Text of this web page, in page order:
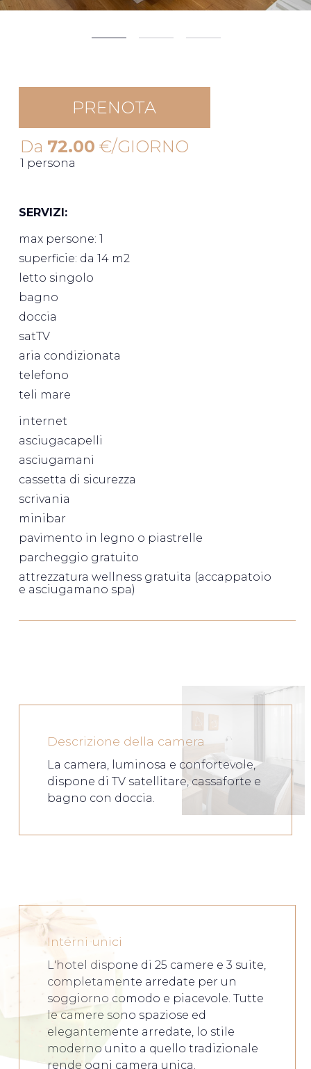
PRENOTA
Da 72.00 €/GIORNO
1 persona
SERVIZI:
max persone: 1
superficie: da 14 m2
letto singolo
bagno
doccia
satTV
aria condizionata
telefono
teli mare
internet
asciugacapelli
asciugamani
cassetta di sicurezza
scrivania
minibar
pavimento in legno o piastrelle
parcheggio gratuito
attrezzatura wellness gratuita (accappatoio
e asciugamano spa)
Descrizione della camera
La camera, luminosa e confortevole,
dispone di TV satellitare, cassaforte e
bagno con doccia.
Interni unici
L'hotel dispone di 25 camere e 3 suite,
completamente arredate per un
soggiorno comodo e piacevole. Tutte
le camere sono spaziose ed
elegantemente arredate, lo stile
moderno unito a quello tradizionale
rende ogni camera unica.